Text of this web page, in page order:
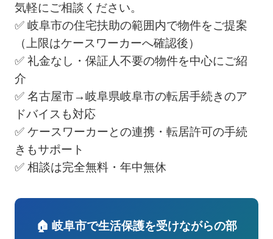
気軽にご相談ください。
✅ 岐阜市の住宅扶助の範囲内で物件をご提案
（上限はケースワーカーへ確認後）
✅ 礼金なし・保証人不要の物件を中心にご紹
介
✅ 名古屋市→岐阜県岐阜市の転居手続きのア
ドバイスも対応
✅ ケースワーカーとの連携・転居許可の手続
きもサポート
✅ 相談は完全無料・年中無休
🏠 岐阜市で生活保護を受けながらの部